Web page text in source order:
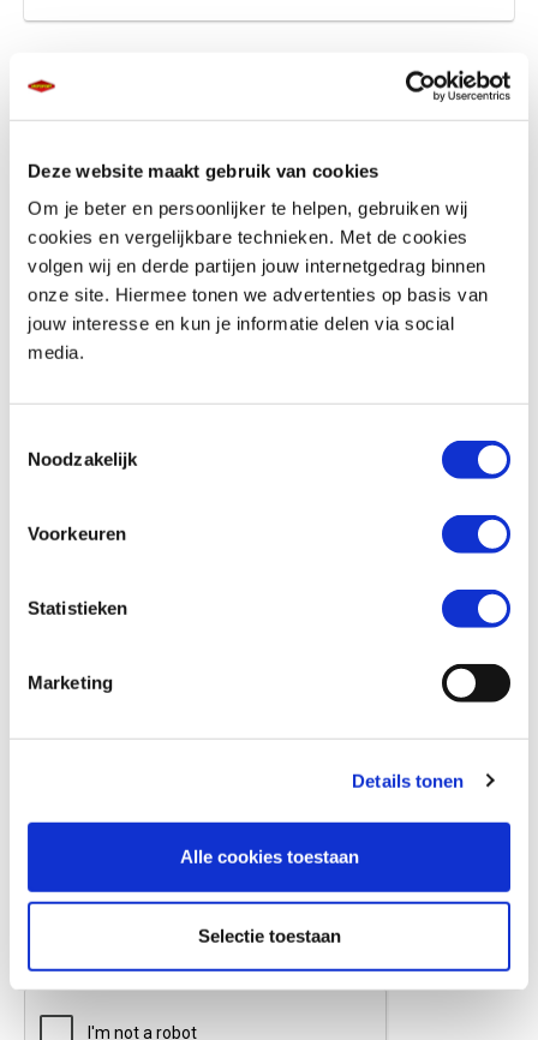
Deze website maakt gebruik van cookies
Om je beter en persoonlijker te helpen, gebruiken wij
cookies en vergelijkbare technieken. Met de cookies
volgen wij en derde partijen jouw internetgedrag binnen
onze site. Hiermee tonen we advertenties op basis van
jouw interesse en kun je informatie delen via social
media.
Noodzakelijk
Voorkeuren
Statistieken
Marketing
Details tonen
Alle cookies toestaan
Selectie toestaan
Woonplaats *
Vraag en/of opmerking